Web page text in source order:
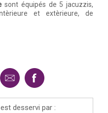
sont équipés de 5 jacuzzis,
et extèrieure, de
desservi par :